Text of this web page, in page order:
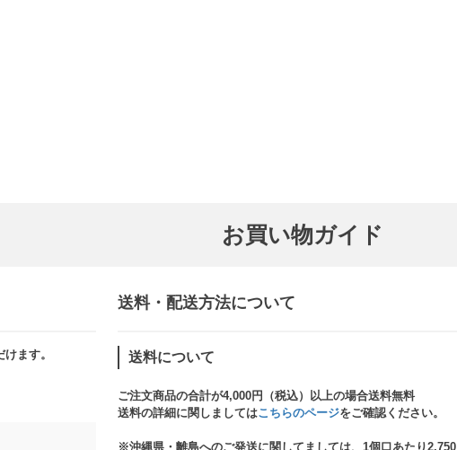
お買い物ガイド
ます。​​
送料・配送方法について​
送料について
ご注文商品の合計が4,000円（税込）以上の場合送料無料
送料の詳細に関しましてはこちらのページをご確認ください。​
※沖縄県・離島へのご発送に関してましては、1個口あたり2,750